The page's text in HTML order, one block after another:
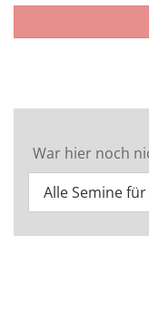
War hier noch
Alle Semine